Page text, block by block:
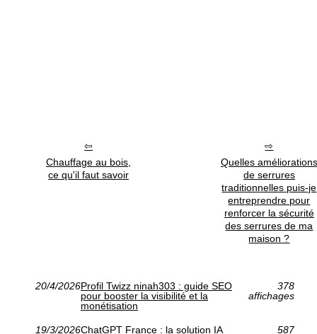
Chauffage au bois,
ce qu'il faut savoir
Quelles améliorations
de serrures
traditionnelles puis-je
entreprendre pour
renforcer la sécurité
des serrures de ma
maison ?
20/4/2026Profil Twizz ninah303 : guide SEO
pour booster la visibilité et la
monétisation
378
affichages
19/3/2026ChatGPT France : la solution IA 587